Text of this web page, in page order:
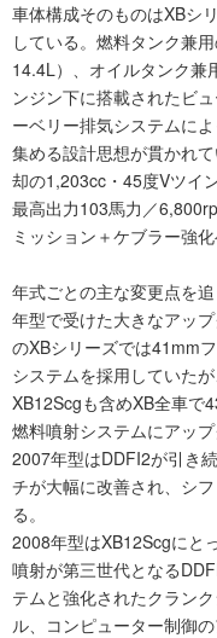
車体構成そのものはXBシ
している。燃料タンク兼
14.4L）、オイルタンク兼
ンジン下に搭載されたビ
ーベリー排気システムに
集める設計思想が貫かれ
却の1,203cc・45度Vツイ
最高出力103馬力／
ミッション＋ケブラー強
年式ごとの主な変更点を
年型で受けた大きなアッ
のXBシリーズでは41mm
システムを採用していた
XB12Scgも含めXB全車で
燃料噴射システムにアップ
2007年型はDDFI2が引き
チが大幅に改善され、シ
る。
2008年型はXB12Scgにと
噴射が第三世代となる
テムと強化されたクラン
ル、コンピューター制御